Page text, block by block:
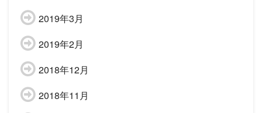
2019年3月
2019年2月
2018年12月
2018年11月